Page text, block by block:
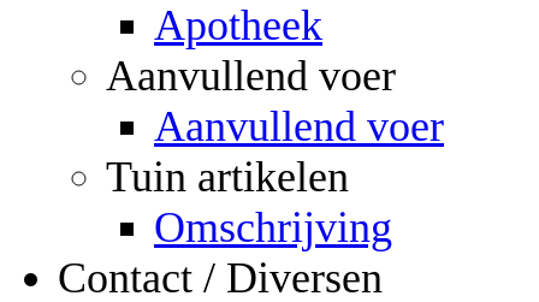
Apotheek
Aanvullend voer
Aanvullend voer
Tuin artikelen
Omschrijving
Contact / Diversen